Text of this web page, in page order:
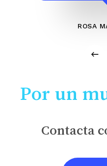
ROSA
Por un
Contacta